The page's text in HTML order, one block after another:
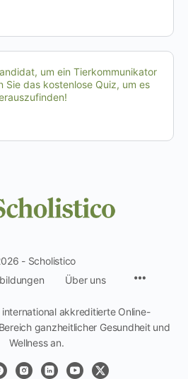
um ein Tierkommunikator
Sie das kostenlose Quiz, um es
- Scholistico
Über uns
akkreditierte Online-
ganzheitlicher Gesundheit und
Wellness an.